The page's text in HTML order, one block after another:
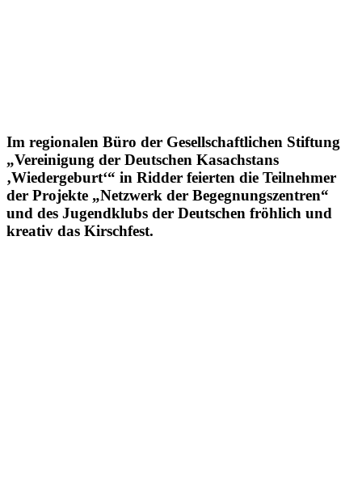
Im regionalen Büro der Gesellschaftlichen Stiftung
„Vereinigung der Deutschen Kasachstans
‚Wiedergeburt‘“ in Ridder feierten die Teilnehmer
der Projekte „Netzwerk der Begegnungszentren“
und des Jugendklubs der Deutschen fröhlich und
kreativ das Kirschfest.